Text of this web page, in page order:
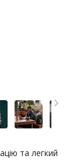
та легкий